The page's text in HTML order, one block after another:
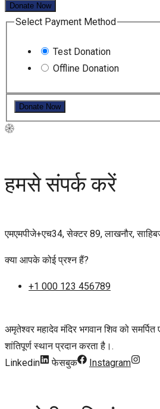
Donate Now
Select Payment Method
Test Donation
Offline Donation
हमसे संपर्क करें
एमएमपीजे+एच34, सेक्टर 89, लाखनौर,
क्या आपके कोई प्रश्न हैं?
+1 000 123 456789
अमृतेश्वर महादेव मंदिर भगवान शिव को
शांतिपूर्ण स्थान प्रदान करता है।.
Linkedin
फेसबुक Instagram